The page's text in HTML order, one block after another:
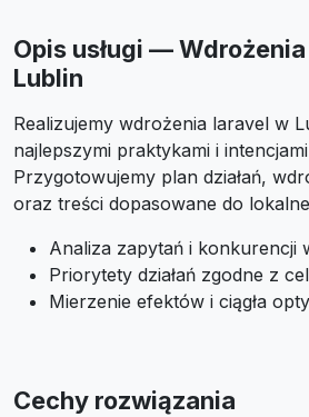
Opis usługi —
Lublin
Realizujemy wdrożenia laravel w
najlepszymi praktykami i
Przygotowujemy plan działań,
oraz treści dopasowane do
Analiza zapytań i konkurencji
Priorytety działań zgodne z
Mierzenie efektów i ciągła
Cechy rozwiązania